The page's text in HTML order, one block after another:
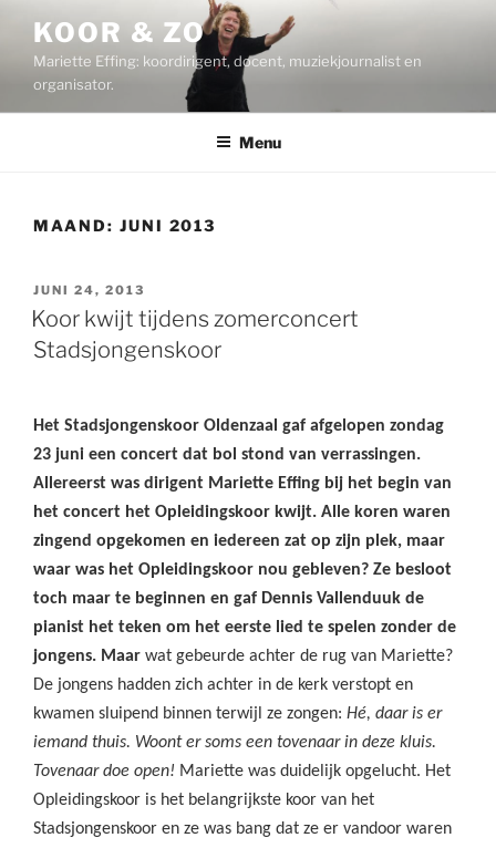
inhoud
KOOR & ZO
Mariette Effing: koordirigent, docent, muziekjournalist en
organisator.
Menu
MAAND: JUNI 2013
GEPLAATST
OP
JUNI 24, 2013
Koor kwijt tijdens zomerconcert
Stadsjongenskoor
Het Stadsjongenskoor Oldenzaal gaf afgelopen zondag
23 juni een concert dat bol stond van verrassingen.
Allereerst was dirigent Mariette Effing bij het begin van
het concert het Opleidingskoor kwijt. Alle koren waren
zingend opgekomen en iedereen zat op zijn plek, maar
waar was het Opleidingskoor nou gebleven? Ze besloot
toch maar te beginnen en gaf Dennis Vallenduuk de
pianist het teken om het eerste lied te spelen zonder de
jongens. Maar wat gebeurde achter de rug van Mariette?
De jongens hadden zich achter in de kerk verstopt en
kwamen sluipend binnen terwijl ze zongen: Hé, daar is er
iemand thuis. Woont er soms een tovenaar in deze kluis.
Tovenaar doe open! Mariette was duidelijk opgelucht. Het
Opleidingskoor is het belangrijkste koor van het
Stadsjongenskoor en ze was bang dat ze er vandoor waren